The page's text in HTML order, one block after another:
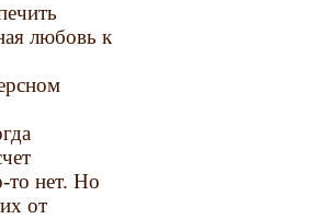
любовь к
то нет. Но
от